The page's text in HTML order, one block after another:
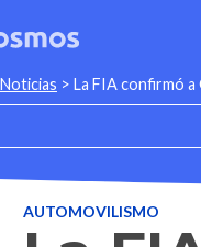
Noticias > La FIA confirmó
AUTOMOVILISMO